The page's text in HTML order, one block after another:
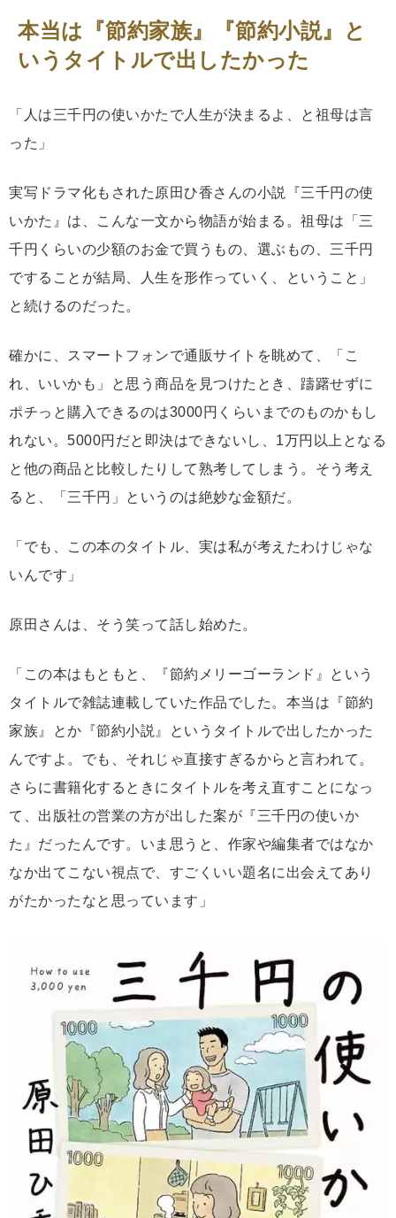
本当は『節約家族』『節約小説』と
いうタイトルで出したかった
「人は三千円の使いかたで人生が決まるよ、と祖母は言
った」
実写ドラマ化もされた原田ひ香さんの小説『三千円の使
いかた』は、こんな一文から物語が始まる。祖母は「三
千円くらいの少額のお金で買うもの、選ぶもの、三千円
ですることが結局、人生を形作っていく、ということ」
と続けるのだった。
確かに、スマートフォンで通販サイトを眺めて、「こ
れ、いいかも」と思う商品を見つけたとき、躊躇せずに
ポチっと購入できるのは3000円くらいまでのものかもし
れない。5000円だと即決はできないし、1万円以上となる
と他の商品と比較したりして熟考してしまう。そう考え
ると、「三千円」というのは絶妙な金額だ。
「でも、この本のタイトル、実は私が考えたわけじゃな
いんです」
原田さんは、そう笑って話し始めた。
「この本はもともと、『節約メリーゴーランド』という
タイトルで雑誌連載していた作品でした。本当は『節約
家族』とか『節約小説』というタイトルで出したかった
んですよ。でも、それじゃ直接すぎるからと言われて。
さらに書籍化するときにタイトルを考え直すことになっ
て、出版社の営業の方が出した案が『三千円の使いか
た』だったんです。いま思うと、作家や編集者ではなか
なか出てこない視点で、すごくいい題名に出会えてあり
がたかったなと思っています」